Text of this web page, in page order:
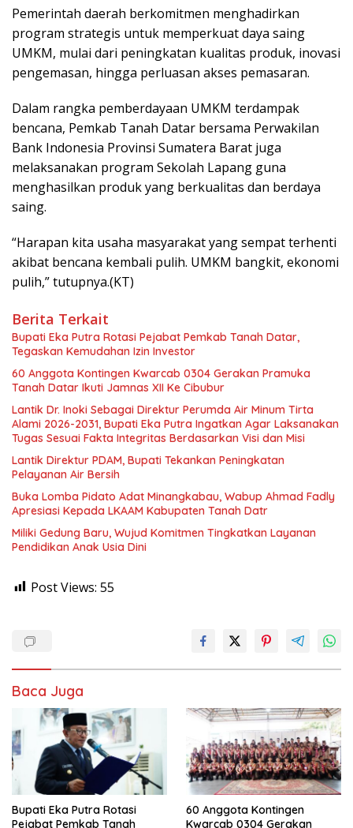
Pemerintah daerah berkomitmen menghadirkan
program strategis untuk memperkuat daya saing
UMKM, mulai dari peningkatan kualitas produk, inovasi
pengemasan, hingga perluasan akses pemasaran.
Dalam rangka pemberdayaan UMKM terdampak
bencana, Pemkab Tanah Datar bersama Perwakilan
Bank Indonesia Provinsi Sumatera Barat juga
melaksanakan program Sekolah Lapang guna
menghasilkan produk yang berkualitas dan berdaya
saing.
“Harapan kita usaha masyarakat yang sempat terhenti
akibat bencana kembali pulih. UMKM bangkit, ekonomi
pulih,” tutupnya.(KT)
Berita Terkait
Bupati Eka Putra Rotasi Pejabat Pemkab Tanah Datar,
Tegaskan Kemudahan Izin Investor
60 Anggota Kontingen Kwarcab 0304 Gerakan Pramuka
Tanah Datar Ikuti Jamnas XII Ke Cibubur
Lantik Dr. Inoki Sebagai Direktur Perumda Air Minum Tirta
Alami 2026-2031, Bupati Eka Putra Ingatkan Agar Laksanakan
Tugas Sesuai Fakta Integritas Berdasarkan Visi dan Misi
Lantik Direktur PDAM, Bupati Tekankan Peningkatan
Pelayanan Air Bersih
Buka Lomba Pidato Adat Minangkabau, Wabup Ahmad Fadly
Apresiasi Kepada LKAAM Kabupaten Tanah Datr
Miliki Gedung Baru, Wujud Komitmen Tingkatkan Layanan
Pendidikan Anak Usia Dini
Post Views: 55
Baca Juga
Bupati Eka Putra Rotasi
Pejabat Pemkab Tanah
60 Anggota Kontingen
Kwarcab 0304 Gerakan